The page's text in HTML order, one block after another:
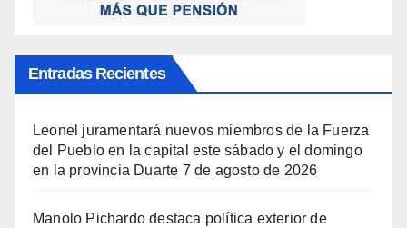
Entradas Recientes
Leonel juramentará nuevos miembros de la Fuerza
del Pueblo en la capital este sábado y el domingo
en la provincia Duarte 7 de agosto de 2026
Manolo Pichardo destaca política exterior de